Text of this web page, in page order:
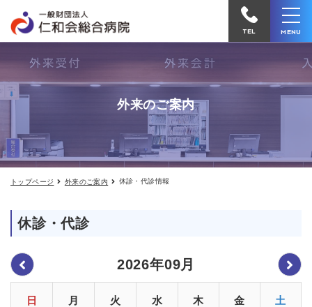
診・
診
合
へ
電
TEL MENU
外来のご案内
トップページ 外来のご案内 休診・代診情報
休診・代診
2026年09月
日 月 火 水 木 金 土